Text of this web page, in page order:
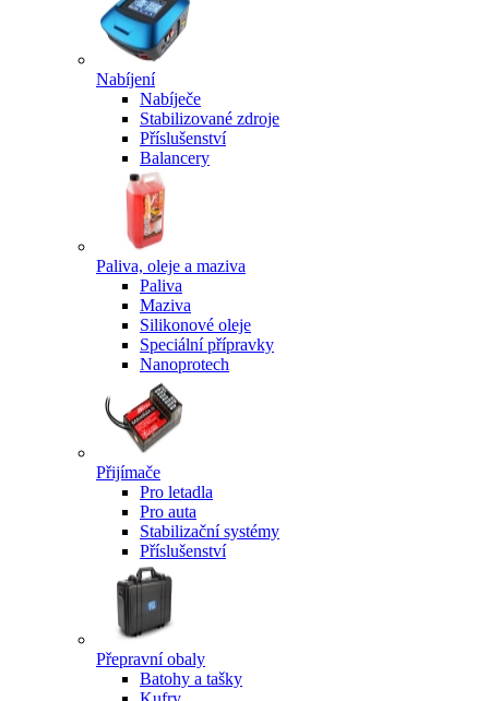
Nabíjení
Nabíječe
Stabilizované zdroje
Příslušenství
Balancery
Paliva, oleje a maziva
Paliva
Maziva
Silikonové oleje
Speciální přípravky
Nanoprotech
Přijímače
Pro letadla
Pro auta
Stabilizační systémy
Příslušenství
Přepravní obaly
Batohy a tašky